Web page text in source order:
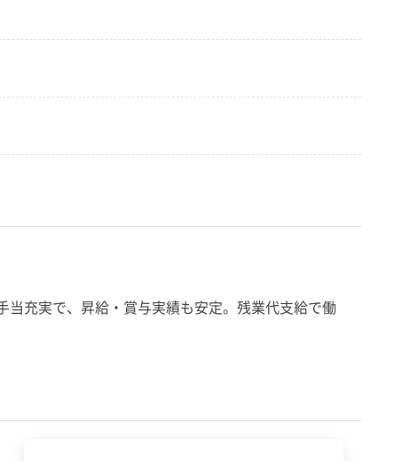
充実で、昇給・賞与実績も安定。残業代支給で働